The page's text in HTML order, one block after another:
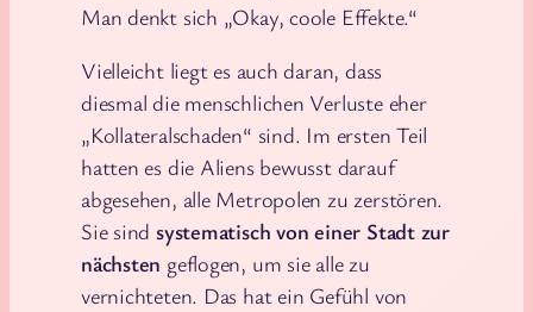
Man denkt sich „Okay, coole Effekte.“
Vielleicht liegt es auch daran, dass
diesmal die menschlichen Verluste eher
„Kollateralschaden“ sind. Im ersten Teil
hatten es die Aliens bewusst darauf
abgesehen, alle Metropolen zu zerstören.
Sie sindsystematisch von einer Stadt zur
nächsten geflogen, um sie alle zu
vernichteten. Das hat ein Gefühl von